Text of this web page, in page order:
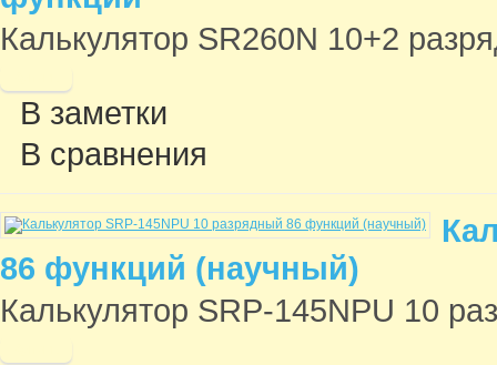
Калькулятор SR260N 10+2
В заметки
В сравнения
86 функций (научный)
Калькулятор SRP-145NPU 10